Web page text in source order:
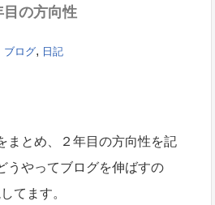
目の方向性
ブログ, 日記
まとめ、２年目の方向性を記
うやってブログを伸ばすの
てます。